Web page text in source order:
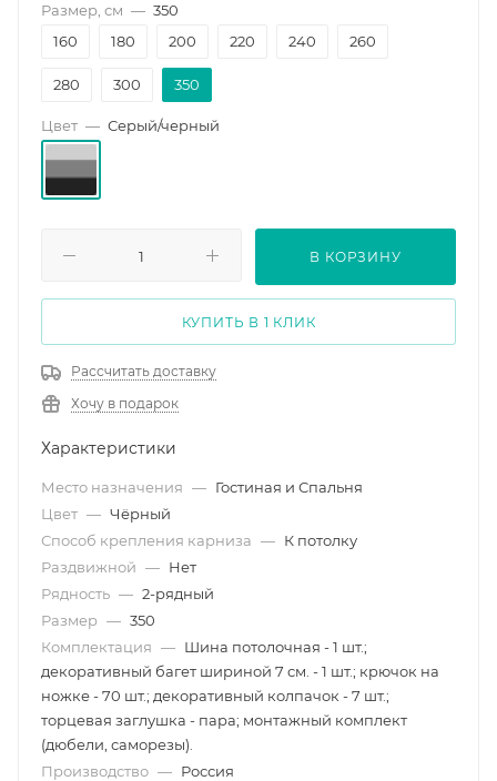
Размер, см — 350
160
180 200 220 240 260
280 300 350
Цвет — Серый/черный
В КОРЗИНУ
КУПИТЬ В 1 КЛИК
Рассчитать доставку
Хочу в подарок
Характеристики
Место назначения — Гостиная и Спальня
Цвет — Чёрный
Способ крепления карниза — К потолку
Раздвижной — Нет
Рядность — 2-рядный
Размер — 350
Комплектация — Шина потолочная - 1 шт.;
декоративный багет шириной 7 см. - 1 шт.; крючок на
ножке - 70 шт.; декоративный колпачок - 7 шт.;
торцевая заглушка - пара; монтажный комплект
(дюбели, саморезы).
Производство — Россия